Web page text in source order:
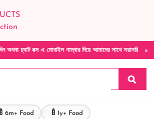
×
নাম্বার দিয়ে আমাদের সাথে সরাসরি কথা বলুন| আমাদের
🍼 6m+ Food 🍼 1y+ Food